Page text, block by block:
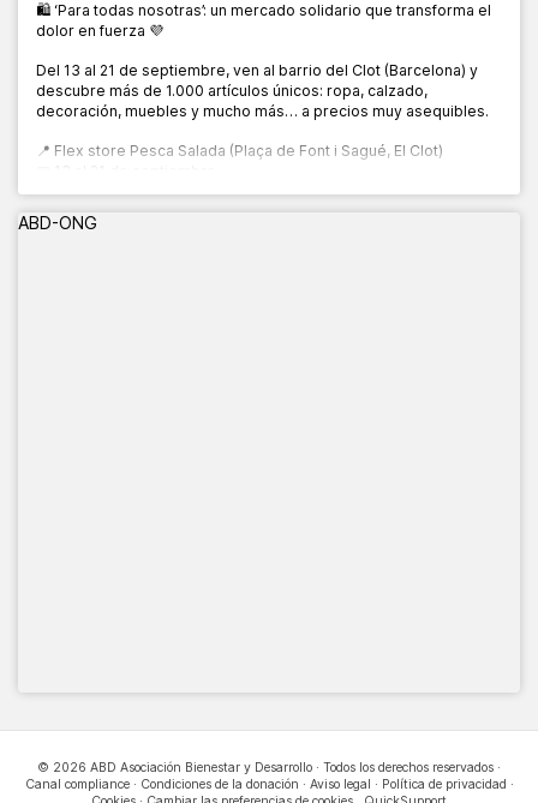
🛍️ ‘Para todas nosotras’: un mercado solidario que transforma el
dolor en fuerza 💜
Del 13 al 21 de septiembre, ven al barrio del Clot (Barcelona) y
descubre más de 1.000 artículos únicos: ropa, calzado,
decoración, muebles y mucho más… a precios muy asequibles.
📍 Flex store Pesca Salada (Plaça de Font i Sagué, El Clot)
🕙 10:00 a 20:00 h
ABD-ONG
© 2026 ABD Asociación Bienestar y Desarrollo · Todos los derechos reservados ·
Canal compliance· Condiciones de la donación · Aviso legal · Política de privacidad ·